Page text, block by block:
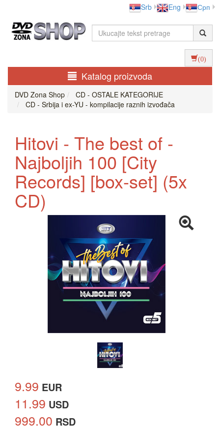
Srb Eng Срп
(0)
Katalog proizvoda
DVD Zona Shop
CD - OSTALE KATEGORIJE
CD - Srbija i ex-YU - kompilacije raznih izvođača
Hitovi - The best of -
Najboljih 100 [City
Records] [box-set] (5x
CD)
9.99 EUR
11.99 USD
999.00 RSD